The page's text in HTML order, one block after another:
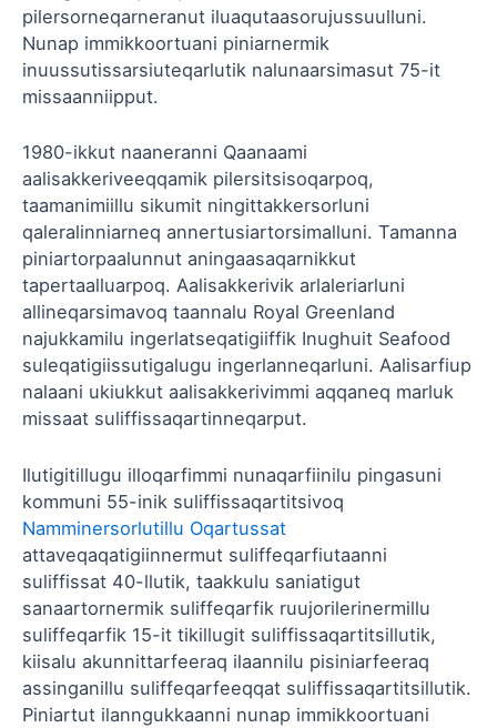
pilersorneqarneranut iluaqutaasorujussuulluni.
Nunap immikkoortuani piniarnermik
inuussutissarsiuteqarlutik nalunaarsimasut 75-it
missaanniipput.
1980-ikkut naaneranni Qaanaami
aalisakkeriveeqqamik pilersitsisoqarpoq,
taamanimiillu sikumit ningittakkersorluni
qaleralinniarneq annertusiartorsimalluni. Tamanna
piniartorpaalunnut aningaasaqarnikkut
tapertaalluarpoq. Aalisakkerivik arlaleriarluni
allineqarsimavoq taannalu Royal Greenland
najukkamilu ingerlatseqatigiiffik Inughuit Seafood
suleqatigiissutigalugu ingerlanneqarluni. Aalisarfiup
nalaani ukiukkut aalisakkerivimmi aqqaneq marluk
missaat suliffissaqartinneqarput.
Ilutigitillugu illoqarfimmi nunaqarfiinilu pingasuni
kommuni 55-inik suliffissaqartitsivoq
Namminersorlutillu Oqartussat
attaveqaqatigiinnermut suliffeqarfiutaanni
suliffissat 40-llutik, taakkulu saniatigut
sanaartornermik suliffeqarfik ruujorilerinermillu
suliffeqarfik 15-it tikillugit suliffissaqartitsillutik,
kiisalu akunnittarfeeraq ilaannilu pisiniarfeeraq
assinganillu suliffeqarfeeqqat suliffissaqartitsillutik.
Piniartut ilanngukkaanni nunap immikkoortuani